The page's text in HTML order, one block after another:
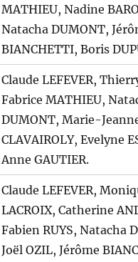
MATHIEU, Nadine
Natacha DUMONT,
BIANCHETTI, Boris
Claude LEFEVER,
Fabrice MATHIEU,
DUMONT, Marie-
CLAVAIROLY, Evelyne
Anne GAUTIER.
Claude LEFEVER,
LACROIX, Catherine
Fabien RUYS, Natacha
Joël OZIL, Jérôme